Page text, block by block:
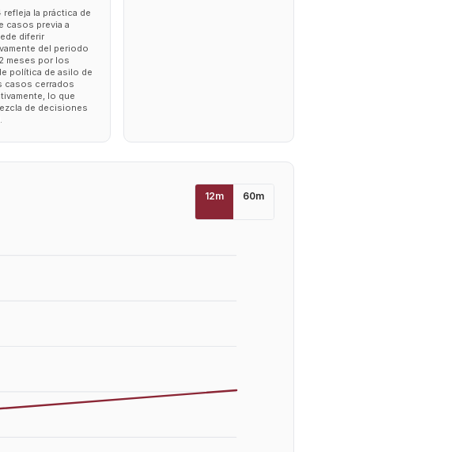
refleja la práctica de
casos previa a
diferir
del periodo
meses por los
política de asilo de
casos cerrados
lo que
de decisiones
12m 60m